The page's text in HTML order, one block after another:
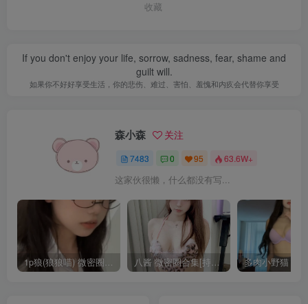
收藏
Like a child, always believe in hope, I believe the dream.
像孩子一样，永远相信希望，相信梦想
这家伙很懒，什么都没有写...
八酱 微密圈合集[持续更新]